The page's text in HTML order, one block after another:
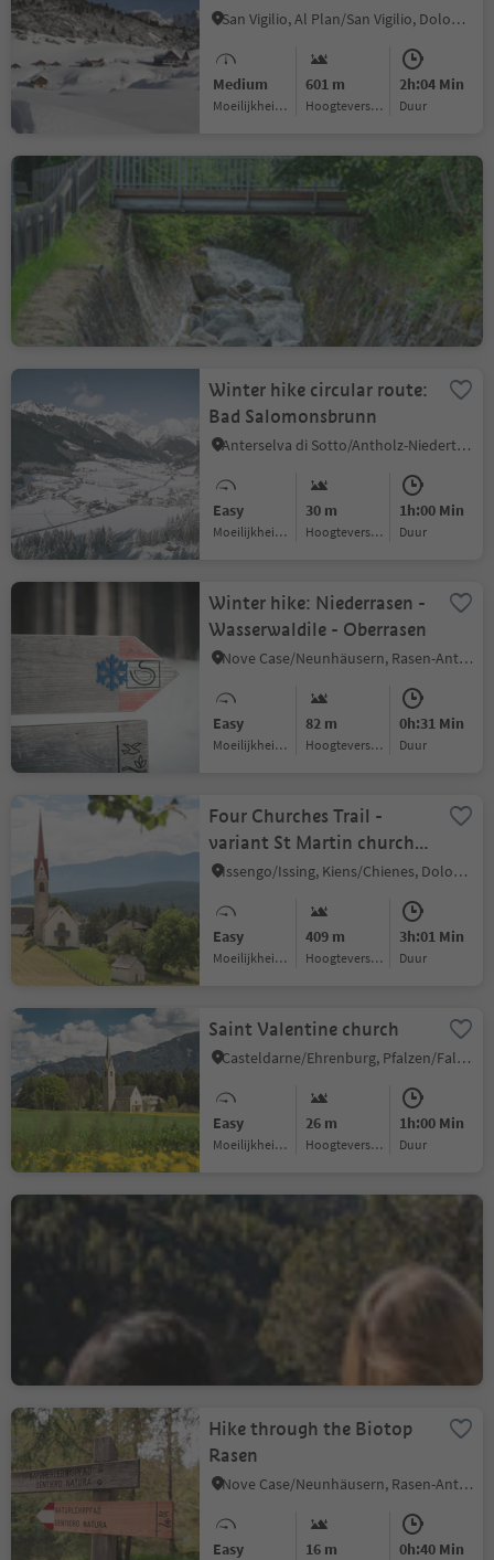
San Vigilio, Al Plan/San Vigilio, Dolomites Region Kronplatz/Plan de Corones
Medium
Moeilijkheidsgraad
601 m
Hoogteverschil
2h:04 Min
Duur
Cultural hike from Kiens
via Schöneck Castle to
Issinger Weiher
Chienes/Kiens, Kiens/Chienes, Dolomites Region Kronplatz/Plan de Corones
Medium
Moeilijkheidsgraad Hoogteverschil
3h:27 Min
Duur
Winter hike circular route:
Bad Salomonsbrunn
Anterselva di Sotto/Antholz-Niedertal, Rasen-Antholz/Rasun Anterselva, Dolomites Region Kronplatz/Plan de Corones
Easy
Moeilijkheidsgraad
30 m
Hoogteverschil
1h:00 Min
Duur
Winter hike: Niederrasen -
Wasserwaldile - Oberrasen
Nove Case/Neunhäusern, Rasen-Antholz/Rasun Anterselva, Dolomites Region Kronplatz/Plan de Corones
Easy
Moeilijkheidsgraad
82 m
Hoogteverschil
0h:31 Min
Duur
Four Churches Trail -
variant St Martin church
in Hofern
Issengo/Issing, Kiens/Chienes, Dolomites Region Kronplatz/Plan de Corones
Easy
Moeilijkheidsgraad
409 m
Hoogteverschil
3h:01 Min
Duur
Saint Valentine church
Casteldarne/Ehrenburg, Pfalzen/Falzes, Dolomites Region Kronplatz/Plan de Corones
Easy
Moeilijkheidsgraad
26 m
Hoogteverschil
1h:00 Min
Duur
Panoramic hike from the
Lake Antholz to the
Staller Saddle
Medium
Moeilijkheidsgraad
Hike through the Biotop
Rasen
Nove Case/Neunhäusern, Rasen-Antholz/Rasun Anterselva, Dolomites Region Kronplatz/Plan de Corones
Easy 16 m 0h:40 Min